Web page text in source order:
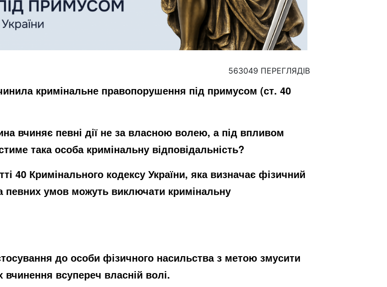
563049 ПЕРЕГЛЯДІВ
кримінальне правопорушення під примусом (ст. 40
вчиняє певні дії не за власною волею, а під впливом
така особа кримінальну відповідальність?
40 Кримінального кодексу України, яка визначає фізичний
певних умов можуть виключати кримінальну
до особи фізичного насильства з метою змусити
вчинення всупереч власній волі.